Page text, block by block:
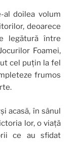
al doilea volum
deoarece
legătură între
Foamei,
cel puțin la fel
frumos
acasă, în sânul
lor, o viață
ce au sfidat